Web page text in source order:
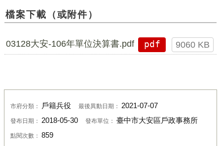
檔案下載（或附件）
03128大安-106年單位決算書.pdf pdf 9060 KB
市府分類： 戶籍兵役 最後異動日期： 2021-07-07
發布日期： 2018-05-30 發布單位： 臺中市大安區戶政事務所
點閱次數： 859